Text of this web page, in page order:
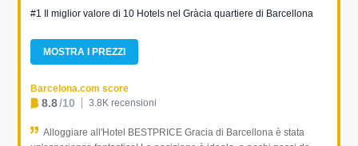
#1 Il miglior valore di 10 Hotels nel Gràcia quartiere di Barcellona
MOSTRA I PREZZI
Barcelona.com score
8.8/10 3.8K recensioni
Alloggiare all'Hotel BESTPRICE Gracia di Barcellona è stata